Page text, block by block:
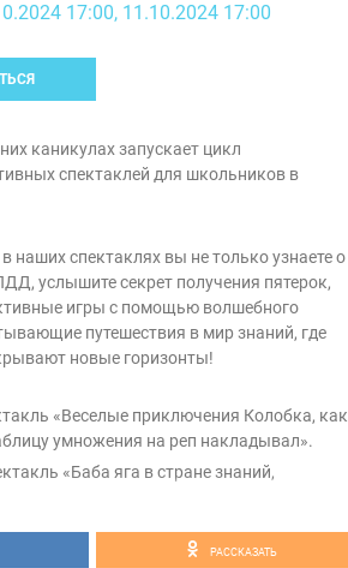
17:00, 11.10.2024 17:00
каникулах запускает цикл
спектаклей для школьников в
наших спектаклях вы не только узнаете о
услышите секрет получения пятерок,
игры с помощью волшебного
путешествия в мир знаний, где
новые горизонты!
«Веселые приключения Колобка, как
умножения на реп накладывал».
«Баба яга в стране знаний,
РАССКАЗАТЬ